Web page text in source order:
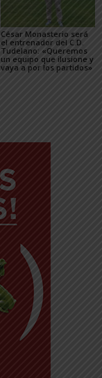
César Monasterio será
el entrenador del C.D.
Tudelano: «Queremos
un equipo que ilusione y
vaya a por los partidos»